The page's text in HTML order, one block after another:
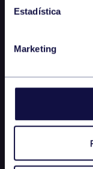
Estadística
Marketing